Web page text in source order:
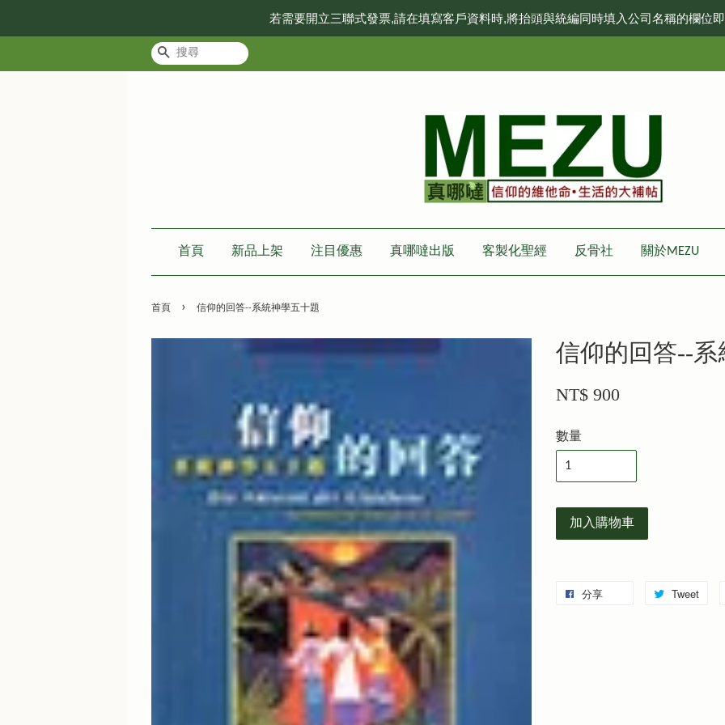
若需要開立三聯式發票,請在填寫客戶資料時,將抬頭與統編同時填入公司名稱的欄位
搜尋
首頁 新品上架 注目優惠 真哪噠出版 客製化聖經 反骨社 關於MEZU
首頁 › 信仰的回答--系統神學五十題
信仰的回答--系
NT$ 900
數量
加入購物車
分享 Tweet